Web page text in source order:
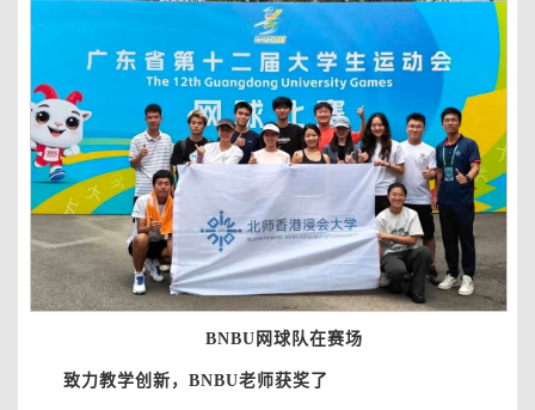
BNBU网球队在赛场
致力教学创新，BNBU老师获奖了